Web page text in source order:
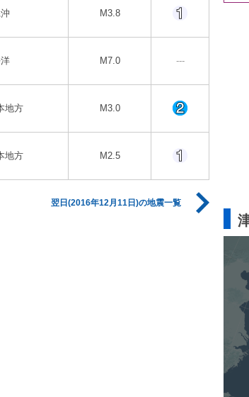
M3.8
M7.0 ---
地方 M3.0
地方 M2.5
翌日(2016年12月11日)の地震一覧